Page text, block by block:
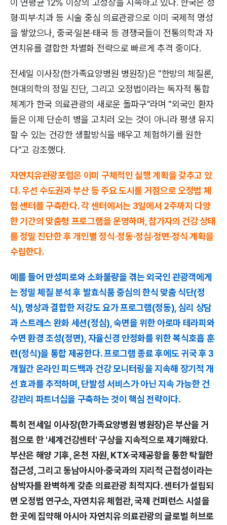
이 연평균 12% 이상의 고성장을 지속하고 있다. 한국은 성
형·피부·치과 등 시술 중심 의료관광으로 이미 국제적 명성
을 쌓았으나, 중국·일본·태국 등 경쟁국들이 전통의학과 자
연치유를 결합한 차별화 전략으로 빠르게 추격 중이다.
전세일 이사장(한가족요양병원 병원장)은 "한방의 체질론,
현대의학의 정밀 진단, 그리고 오정법이라는 독자적 통합
체계가 한국 의료관광의 새로운 돌파구"라며 "외국인 환자
들은 이제 단순히 병을 고치러 오는 것이 아니라 평생 유지
할 수 있는 건강한 생활방식을 배우고 체험하기를 원한
다"고 강조했다.
자연치유관광포럼은 이미 구체적인 실행 계획을 갖추고 있
다. 우선 수도권과 부산 등 주요 도시를 거점으로 오정법 체
험 센터를 구축한다. 각 센터에서는 3일에서 2주까지 다양
한 기간의 맞춤형 프로그램을 운영하며, 참가자의 건강 상태
를 정밀 진단한 후 개인별 정식·정동·정심·정면·정식 계획을
수립한다.
예를 들어 만성피로와 소화불량을 겪는 외국인 관광객에게
는 정밀 체질 분석 후 발효식품 중심의 한식 맞춤 식단(정
식), 명상과 결합한 저강도 요가 프로그램(정동), 심리 상담
과 스트레스 완화 세션(정심), 숙면을 위한 아로마 테라피와
수면 환경 조성(정면), 자율신경 안정화를 위한 복식호흡 훈
련(정식)을 통합 제공한다. 프로그램 종료 후에도 귀국 후 3
개월간 온라인 피드백과 건강 모니터링을 지속해 장기적 개
선 효과를 추적하며, 단발성 서비스가 아닌 지속 가능한 건
강관리 파트너십을 구축하는 것이 핵심 전략이다.
특히 전세일 이사장(한가족요양병원 병원장)은 부산을 거
점으로 한 '세계건강센터' 구상을 지속적으로 제기해왔다.
부산은 해양 기후, 온천 자원, KTX·국제공항을 통한 탁월한
접근성, 그리고 동남아시아·중국과의 지리적 근접성이라는
삼박자를 완벽하게 갖춘 의료관광 최적지다. 센터가 설립되
면 오정법 연구소, 자연치유 체험관, 국제 컨퍼런스 시설을
한 곳에 집약해 아시아 자연치유 의료관광의 글로벌 허브로